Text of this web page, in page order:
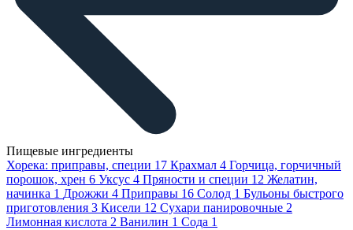
Пищевые ингредиенты
Хорека: приправы, специи 17 Крахмал 4 Горчица, горчичный
порошок, хрен 6 Уксус 4 Пряности и специи 12 Желатин,
начинка 1 Дрожжи 4 Приправы 16 Солод 1 Бульоны быстрого
приготовления 3 Кисели 12 Сухари панировочные 2
Лимонная кислота 2 Ванилин 1 Сода 1